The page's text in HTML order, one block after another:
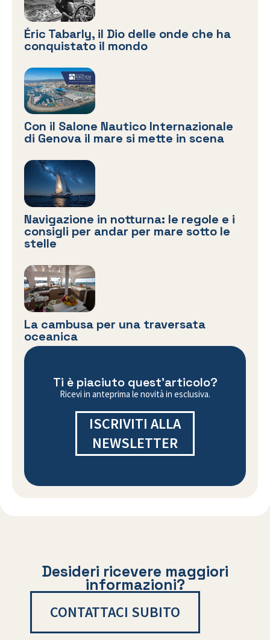
Éric Tabarly, il Dio delle onde che ha
conquistato il mondo
Con il Salone Nautico Internazionale
di Genova il mare si mette in scena
Navigazione in notturna: le regole e i
consigli per andar per mare sotto le
stelle
La cambusa per una traversata
oceanica
Ti è piaciuto quest'articolo?
Ricevi in anteprima le novità in esclusiva.
ISCRIVITI ALLA
NEWSLETTER
Desideri ricevere maggiori
informazioni?
CONTATTACI SUBITO